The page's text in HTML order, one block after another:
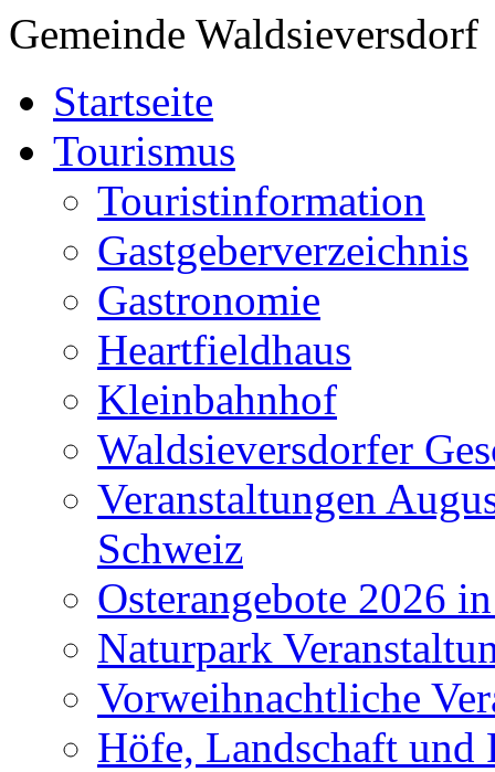
Gemeinde Waldsieversdorf
Startseite
Tourismus
Touristinformation
Gastgeberverzeichnis
Gastronomie
Heartfieldhaus
Kleinbahnhof
Waldsieversdorfer
Veranstaltungen
Schweiz
Osterangebote 2026
Naturpark
Vorweihnachtliche
Höfe, Landschaft und